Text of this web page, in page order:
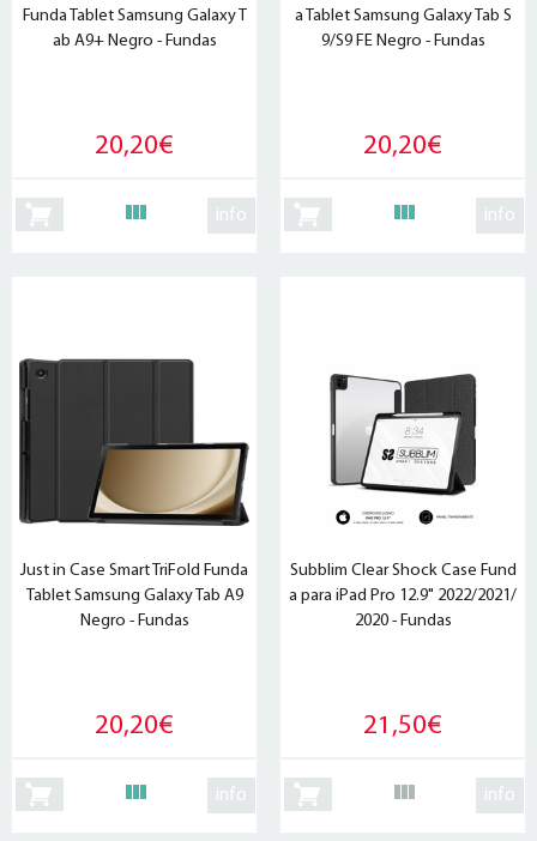
Funda Tablet Samsung Galaxy T
ab A9+ Negro - Fundas
20,20€
info
a Tablet Samsung Galaxy Tab S
9/S9 FE Negro - Fundas
20,20€
info
Just in Case Smart TriFold Funda
Tablet Samsung Galaxy Tab A9
Negro - Fundas
20,20€
info
Subblim Clear Shock Case Fund
a para iPad Pro 12.9" 2022/2021/
2020 - Fundas
21,50€
info